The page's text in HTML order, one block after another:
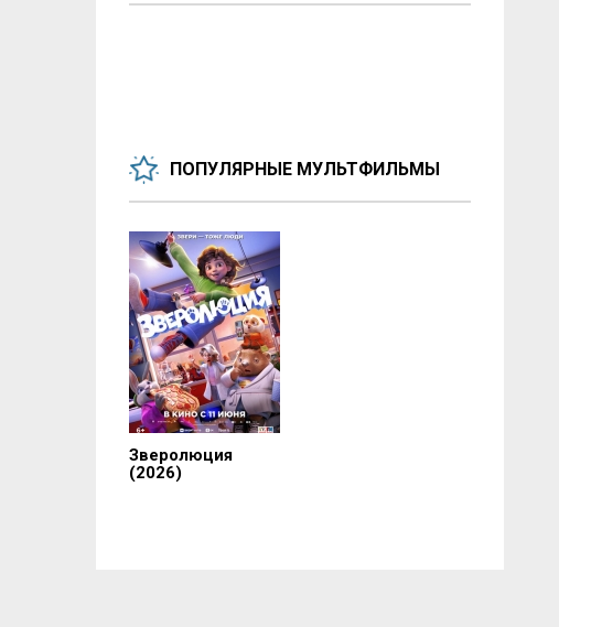
ПОПУЛЯРНЫЕ МУЛЬТФИЛЬМЫ
Зверолюция
(2026)